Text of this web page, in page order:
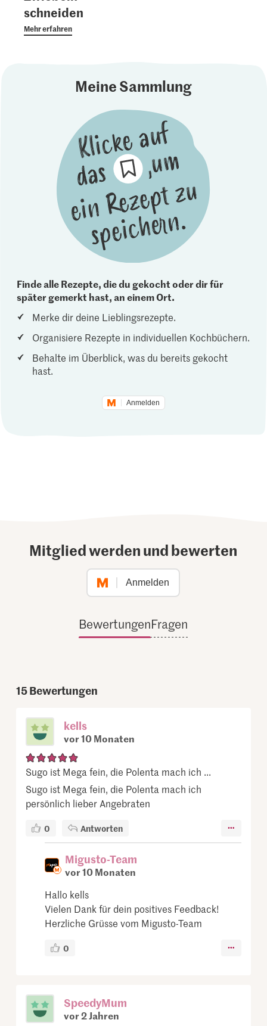
schneiden
Mehr erfahren
Meine Sammlung
Finde alle Rezepte, die du gekocht oder dir für
später gemerkt hast, an einem Ort.
Merke dir deine Lieblingsrezepte.
Organisiere Rezepte in individuellen Kochbüchern.
Behalte im Überblick, was du bereits gekocht
hast.
Anmelden
Mitglied werden und bewerten
Anmelden
BewertungenFragen
15Bewertungen
kells
vor 10 Monaten
Sugo ist Mega fein, die Polenta mach ich ...
Sugo ist Mega fein, die Polenta mach ich
persönlich lieber Angebraten
0 Antworten
Migusto-Team
vor 10 Monaten
Hallo kells
Vielen Dank für dein positives Feedback!
Herzliche Grüsse vom Migusto-Team
0
SpeedyMum
vor 2 Jahren